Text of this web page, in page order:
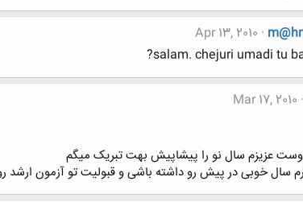
Apr 13, 2010
salam. chejuri umadi tu
Mar 17, 2010
عزیزم سال نو را پیشاپیش بهت تبریک میگم
سال خوبی در پیش رو داشته باشی و قبولیت تو آزمون